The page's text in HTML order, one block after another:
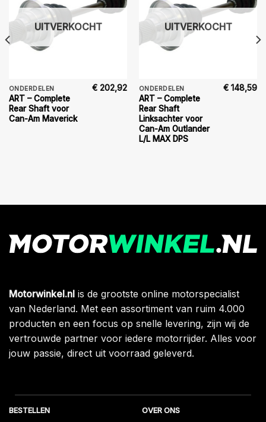
UITVERKOCHT
ONDERDELEN
ART – Complete
Rear Shaft voor
Can-Am Maverick
€ 202,92
UITVERKOCHT
ONDERDELEN
ART – Complete
Rear Shaft
Linksachter voor
Can-Am Outlander
L/L MAX DPS
€ 148,59
Motorwinkel.nl is de grootste online motorspecialist
van Nederland. Met een assortiment van ruim 4.000
producten en een focus op snelle levering, zijn wij de
vertrouwde partner voor iedere motorrijder. Alles voor
jouw passie, direct uit voorraad geleverd.
BESTELLEN OVER ONS